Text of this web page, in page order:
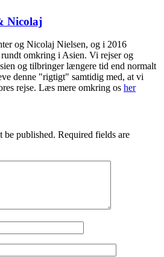
Nicolaj
og Nicolaj Nielsen, og i 2016
omkring i Asien. Vi rejser og
og tilbringer længere tid end normalt
denne "rigtigt" samtidig med, at vi
rejse. Læs mere omkring os her
be published. Required fields are